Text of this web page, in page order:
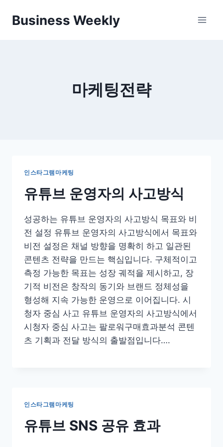
Business Weekly
마케팅전략
인스타그램마케팅
유튜브 운영자의 사고방식
성공하는 유튜브 운영자의 사고방식 목표와 비
전 설정 유튜브 운영자의 사고방식에서 목표와
비전 설정은 채널 방향을 명확히 하고 일관된
콘텐츠 전략을 만드는 핵심입니다. 구체적이고
측정 가능한 목표는 성장 궤적을 제시하고, 장
기적 비전은 창작의 동기와 브랜드 정체성을
형성해 지속 가능한 운영으로 이어집니다. 시
청자 중심 사고 유튜브 운영자의 사고방식에서
시청자 중심 사고는 팔로워구매효과분석 콘텐
츠 기획과 전달 방식의 출발점입니다….
인스타그램마케팅
유튜브 SNS 공유 효과